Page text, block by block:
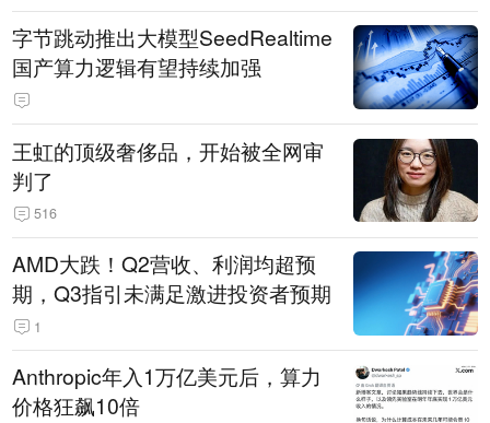
字节跳动推出大模型SeedRealtime
国产算力逻辑有望持续加强
王虹的顶级奢侈品，开始被全网审
判了
516
AMD大跌！Q2营收、利润均超预
期，Q3指引未满足激进投资者预期
1
Anthropic年入1万亿美元后，算力
价格狂飙10倍